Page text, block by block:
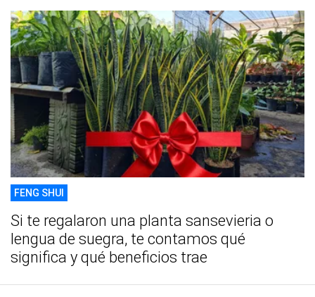
FENG SHUI
Si te regalaron una planta sansevieria o
lengua de suegra, te contamos qué
significa y qué beneficios trae